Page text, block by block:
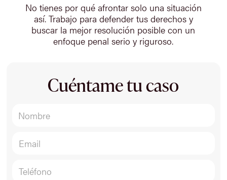
No tienes por qué afrontar solo una situación
así. Trabajo para defender tus derechos y
buscar la mejor resolución posible con un
enfoque penal serio y riguroso.
Cuéntame tu caso